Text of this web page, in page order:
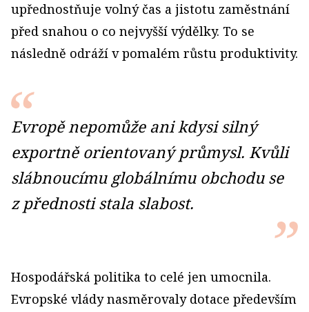
upřednostňuje volný čas a jistotu zaměstnání
před snahou o co nejvyšší výdělky. To se
následně odráží v pomalém růstu produktivity.
Evropě nepomůže ani kdysi silný
exportně orientovaný průmysl. Kvůli
slábnoucímu globálnímu obchodu se
z přednosti stala slabost.
Hospodářská politika to celé jen umocnila.
Evropské vlády nasměrovaly dotace především